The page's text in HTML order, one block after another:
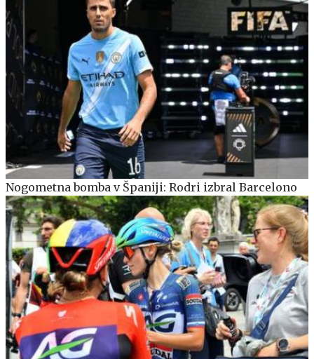
Nogometna bomba v Španiji: Rodri izbral Barcelono